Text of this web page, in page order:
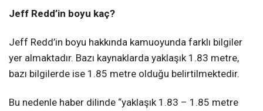
Jeff Redd’in boyu kaç?
Jeff Redd’in boyu hakkında kamuoyunda farklı bilgiler
yer almaktadır. Bazı kaynaklarda yaklaşık 1.83 metre,
bazı bilgilerde ise 1.85 metre olduğu belirtilmektedir.
Bu nedenle haber dilinde “yaklaşık 1.83 – 1.85 metre